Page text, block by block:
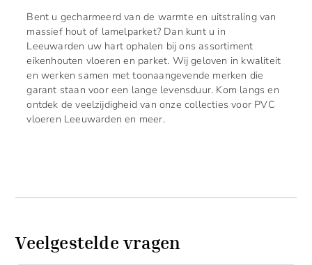
Bent u gecharmeerd van de warmte en uitstraling van
massief hout of lamelparket? Dan kunt u in
Leeuwarden uw hart ophalen bij ons assortiment
eikenhouten vloeren en parket. Wij geloven in kwaliteit
en werken samen met toonaangevende merken die
garant staan voor een lange levensduur. Kom langs en
ontdek de veelzijdigheid van onze collecties voor PVC
vloeren Leeuwarden en meer.
Veelgestelde vragen